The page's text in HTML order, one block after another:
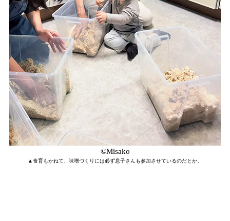
©Misako
▲食育もかねて、味噌づくりには必ず息子さんも参加させているのだとか。